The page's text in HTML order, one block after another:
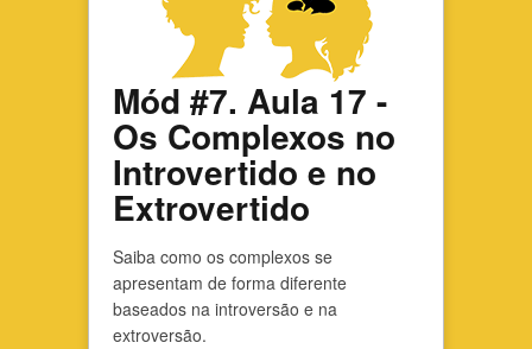
Mód #7. Aula 17 -
Os Complexos no
Introvertido e no
Extrovertido
Saiba como os complexos se
apresentam de forma diferente
baseados na introversão e na
extroversão.